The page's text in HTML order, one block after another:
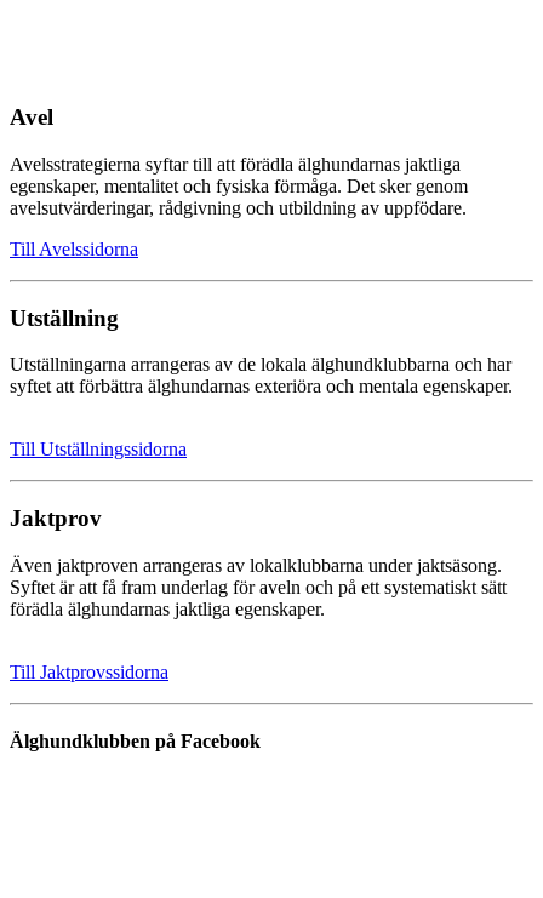
Avel
Avelsstrategierna syftar till att förädla älghundarnas jaktliga
egenskaper, mentalitet och fysiska förmåga. Det sker genom
avelsutvärderingar, rådgivning och utbildning av uppfödare.
Till Avelssidorna
Utställning
Utställningarna arrangeras av de lokala älghundklubbarna och har
syftet att förbättra älghundarnas exteriöra och mentala egenskaper.
Till Utställningssidorna
Jaktprov
Även jaktproven arrangeras av lokalklubbarna under jaktsäsong.
Syftet är att få fram underlag för aveln och på ett systematiskt sätt
förädla älghundarnas jaktliga egenskaper.
Till Jaktprovssidorna
Älghundklubben på Facebook